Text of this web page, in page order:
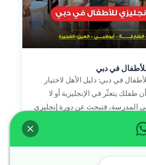
في دبي
في دبي: دليل الأهل لاختيار
طفلك يتعثّر في الإنجليزية أو لا
المدرسة، فتبحث عن دورة إنجليزي
لكن تحتار بين عشرات الخيارات —